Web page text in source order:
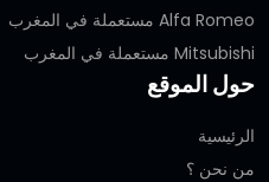
Alfa Romeo مستعملة في المغرب
Mitsubishi مستعملة في المغرب
حول الموقع
الرئيسية
من نحن ؟